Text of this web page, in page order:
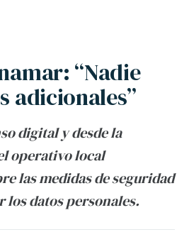
“Nadie
adicionales”
digital y desde la
operativo local
las medidas de seguridad
los datos personales.